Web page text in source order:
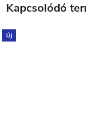
Kapcsolódó
Új